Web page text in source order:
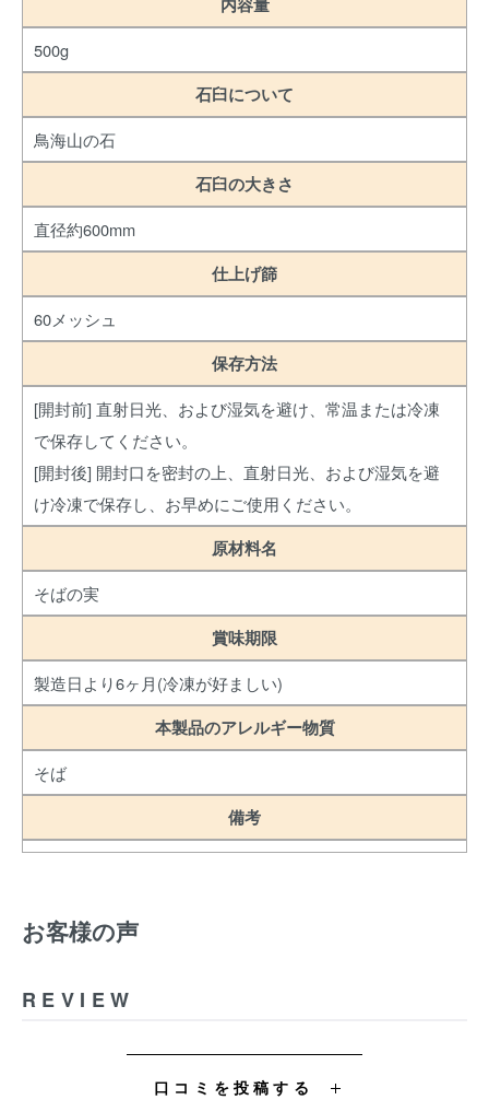
内容量
500g
石臼について
鳥海山の石
石臼の大きさ
直径約600mm
仕上げ篩
60メッシュ
保存方法
[開封前] 直射日光、および湿気を避け、常温または冷凍
で保存してください。
[開封後] 開封口を密封の上、直射日光、および湿気を避
け冷凍で保存し、お早めにご使用ください。
原材料名
そばの実
賞味期限
製造日より6ヶ月(冷凍が好ましい)
本製品のアレルギー物質
そば
備考
お客様の声
REVIEW
口コミを投稿する